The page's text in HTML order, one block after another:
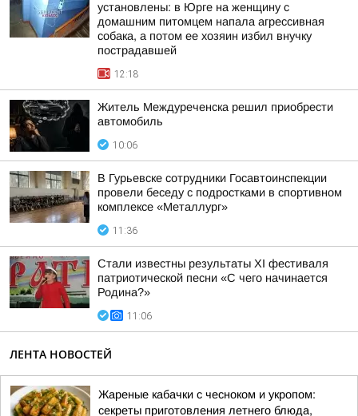
установлены: в Юрге на женщину с
домашним питомцем напала агрессивная
собака, а потом ее хозяин избил внучку
пострадавшей
12:18
Житель Междуреченска решил приобрести
автомобиль
10:06
В Гурьевске сотрудники Госавтоинспекции
провели беседу с подростками в спортивном
комплексе «Металлург»
11:36
Стали известны результаты XI фестиваля
патриотической песни «С чего начинается
Родина?»
11:06
ЛЕНТА НОВОСТЕЙ
Жареные кабачки с чесноком и укропом:
секреты приготовления летнего блюда,